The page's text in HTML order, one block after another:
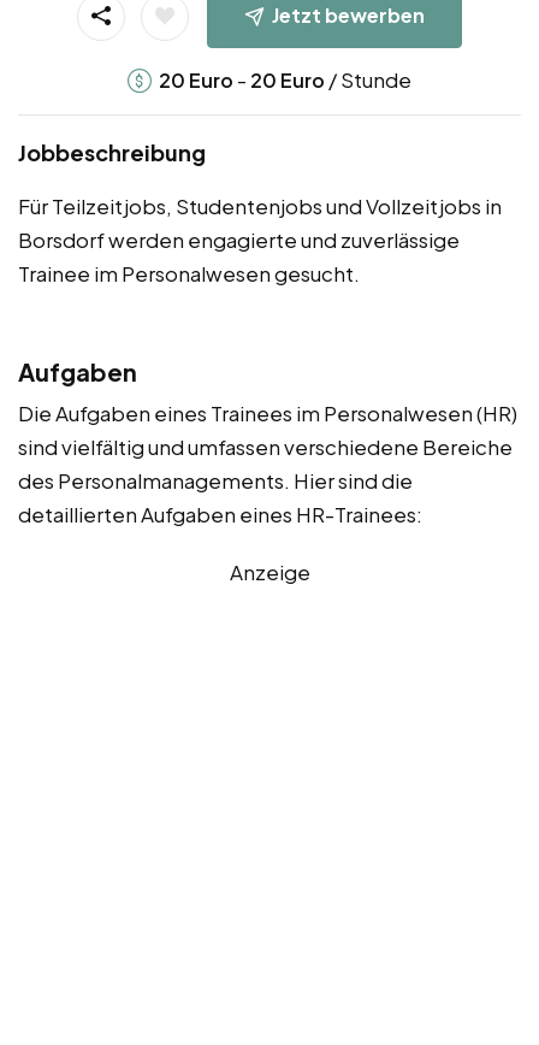
Jetzt bewerben
20 Euro - 20 Euro / Stunde
Jobbeschreibung
Für Teilzeitjobs, Studentenjobs und Vollzeitjobs in
Borsdorf werden engagierte und zuverlässige
Trainee im Personalwesen gesucht.
Aufgaben
Die Aufgaben eines Trainees im Personalwesen (HR)
sind vielfältig und umfassen verschiedene Bereiche
des Personalmanagements. Hier sind die
detaillierten Aufgaben eines HR-Trainees:
Anzeige